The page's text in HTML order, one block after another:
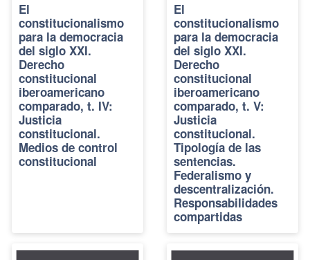
El
constitucionalismo
para la democracia
del siglo XXI.
Derecho
constitucional
iberoamericano
comparado, t. IV:
Justicia
constitucional.
Medios de control
constitucional
El
constitucionalismo
para la democracia
del siglo XXI.
Derecho
constitucional
iberoamericano
comparado, t. V:
Justicia
constitucional.
Tipología de las
sentencias.
Federalismo y
descentralización.
Responsabilidades
compartidas